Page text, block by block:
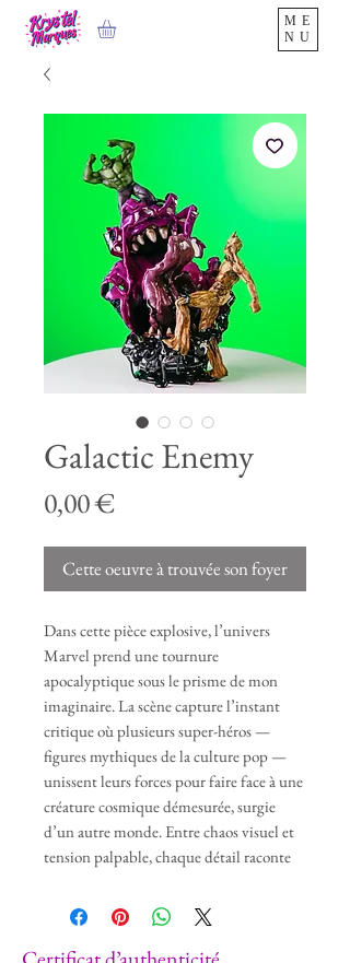
ME
NU
Galactic Enemy
0,00 €Prix
Cette oeuvre à trouvée son foyer
Dans cette pièce explosive, l’univers
Marvel prend une tournure
apocalyptique sous le prisme de mon
imaginaire. La scène capture l’instant
critique où plusieurs super-héros —
figures mythiques de la culture pop —
unissent leurs forces pour faire face à une
créature cosmique démesurée, surgie
d’un autre monde. Entre chaos visuel et
tension palpable, chaque détail raconte
monstre, visqueux et tentaculaire, évoque
les peurs primales, les monstres
intérieurs, mais aussi l’absurdité d’un